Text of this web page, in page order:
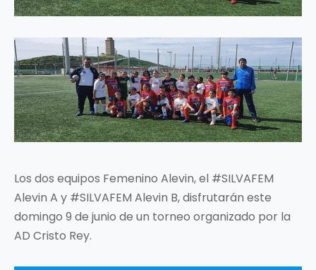
Los dos equipos Femenino Alevin, el #SILVAFEM
Alevin A y #SILVAFEM Alevin B, disfrutarán este
domingo 9 de junio de un torneo organizado por la
AD Cristo Rey.